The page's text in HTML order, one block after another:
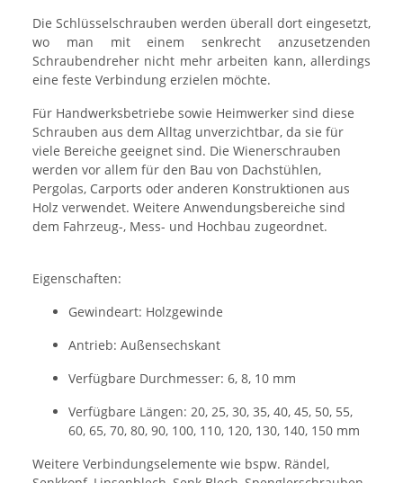
Die Schlüsselschrauben werden überall dort eingesetzt,
wo man mit einem senkrecht anzusetzenden
Schraubendreher nicht mehr arbeiten kann, allerdings
eine feste Verbindung erzielen möchte.
Für Handwerksbetriebe sowie Heimwerker sind diese
Schrauben aus dem Alltag unverzichtbar, da sie für
viele Bereiche geeignet sind. Die Wienerschrauben
werden vor allem für den Bau von Dachstühlen,
Pergolas, Carports oder anderen Konstruktionen aus
Holz verwendet. Weitere Anwendungsbereiche sind
dem Fahrzeug-, Mess- und Hochbau zugeordnet.
Eigenschaften:
Gewindeart: Holzgewinde
Antrieb: Außensechskant
Verfügbare Durchmesser: 6, 8, 10 mm
Verfügbare Längen: 20, 25, 30, 35, 40, 45, 50, 55,
60, 65, 70, 80, 90, 100, 110, 120, 130, 140, 150 mm
Weitere Verbindungselemente wie bspw. Rändel,